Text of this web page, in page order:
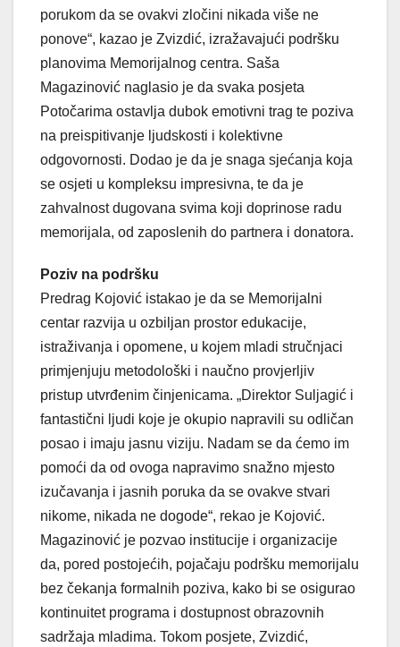
porukom da se ovakvi zločini nikada više ne
ponove“, kazao je Zvizdić, izražavajući podršku
planovima Memorijalnog centra. Saša
Magazinović naglasio je da svaka posjeta
Potočarima ostavlja dubok emotivni trag te poziva
na preispitivanje ljudskosti i kolektivne
odgovornosti. Dodao je da je snaga sjećanja koja
se osjeti u kompleksu impresivna, te da je
zahvalnost dugovana svima koji doprinose radu
memorijala, od zaposlenih do partnera i donatora.
Poziv na podršku
Predrag Kojović istakao je da se Memorijalni
centar razvija u ozbiljan prostor edukacije,
istraživanja i opomene, u kojem mladi stručnjaci
primjenjuju metodološki i naučno provjerljiv
pristup utvrđenim činjenicama. „Direktor Suljagić i
fantastični ljudi koje je okupio napravili su odličan
posao i imaju jasnu viziju. Nadam se da ćemo im
pomoći da od ovoga napravimo snažno mjesto
izučavanja i jasnih poruka da se ovakve stvari
nikome, nikada ne dogode“, rekao je Kojović.
Magazinović je pozvao institucije i organizacije
da, pored postojećih, pojačaju podršku memorijalu
bez čekanja formalnih poziva, kako bi se osigurao
kontinuitet programa i dostupnost obrazovnih
sadržaja mladima. Tokom posjete, Zvizdić,